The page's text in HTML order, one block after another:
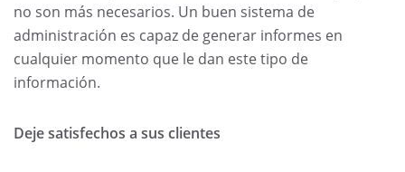
no son más necesarios. Un buen sistema de
administración es capaz de generar informes en
cualquier momento que le dan este tipo de
información.
Deje satisfechos a sus clientes